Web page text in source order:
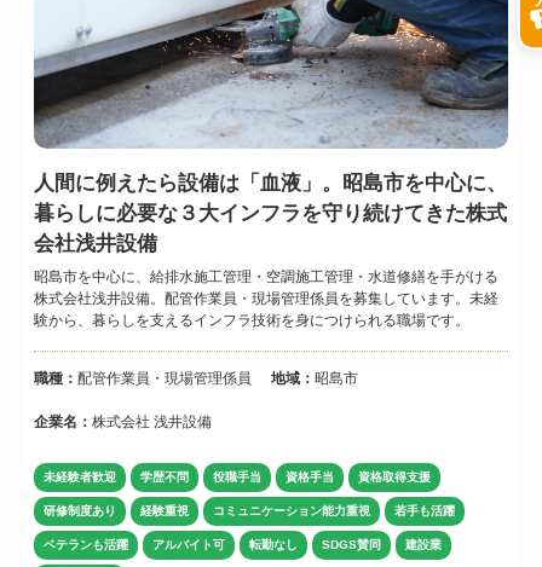
人間に例えたら設備は「血液」。昭島市を中心に、
暮らしに必要な３大インフラを守り続けてきた株式
会社浅井設備
昭島市を中心に、給排水施工管理・空調施工管理・水道修繕を手がける
株式会社浅井設備。配管作業員・現場管理係員を募集しています。未経
験から、暮らしを支えるインフラ技術を身につけられる職場です。
職種： 配管作業員・現場管理係員 地域： 昭島市
企業名： 株式会社 浅井設備
未経験者歓迎 学歴不問 役職手当 資格手当 資格取得支援
研修制度あり 経験重視 コミュニケーション能力重視 若手も活躍
ベテランも活躍 アルバイト可 転勤なし SDGS賛同 建設業